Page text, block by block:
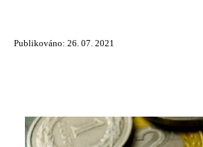
Publikováno: 26. 07. 2021